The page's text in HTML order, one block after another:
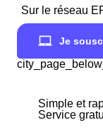
Sur le réseau
Je
Simple et
Service